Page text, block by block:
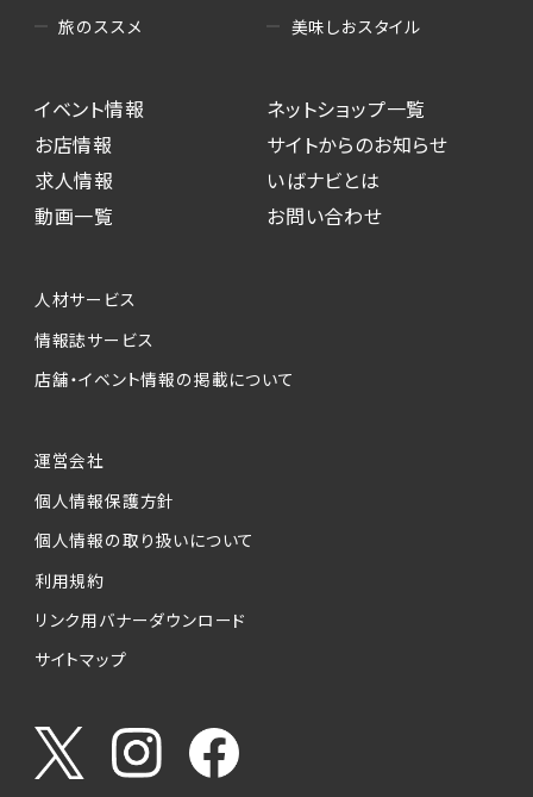
（5）広告主への問い合わせ・応募等への対応
・本サービスを通じて求人広告に応募した際の
選考に関する連絡
・本サービスを通じて店舗への来店予約を登録
した際の内容確認、返答
本サービスが収集する個人情報は、ご本人の意
ービスの実施にあたりそれぞれ必要となる項目
を入力いただかない場合は、各々のサービスを
個人情報の第三者への提供について
当社は、以下の提供先に対して個人情報を提供
します。
(1)お客様が求人応募フォームより個人情報を
送信した事業主（広告主）への提供
お客様が求職活動・応募等を行った企業による
うやりとり・情報提供（採否・合否の検討を含み
ます）
旅のススメ
美味しおスタイル
イベント情報
お店情報
求人情報
動画一覧
ネットショップ一覧
サイトからのお知らせ
いばナビとは
お問い合わせ
人材サービス
情報誌サービス
店舗・イベント情報の掲載について
運営会社
個人情報保護方針
個人情報の取り扱いについて
利用規約
リンク用バナーダウンロード
サイトマップ